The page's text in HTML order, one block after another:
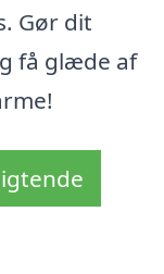
Gør dit
få glæde af